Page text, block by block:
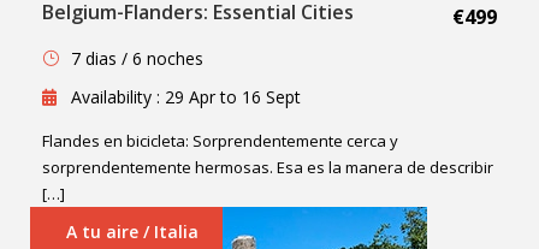
Belgium-Flanders: Essential Cities €499
7 dias / 6 noches
Availability : 29 Apr to 16 Sept
Flandes en bicicleta: Sorprendentemente cerca y
sorprendentemente hermosas. Esa es la manera de describir
[…]
A tu aire / Italia